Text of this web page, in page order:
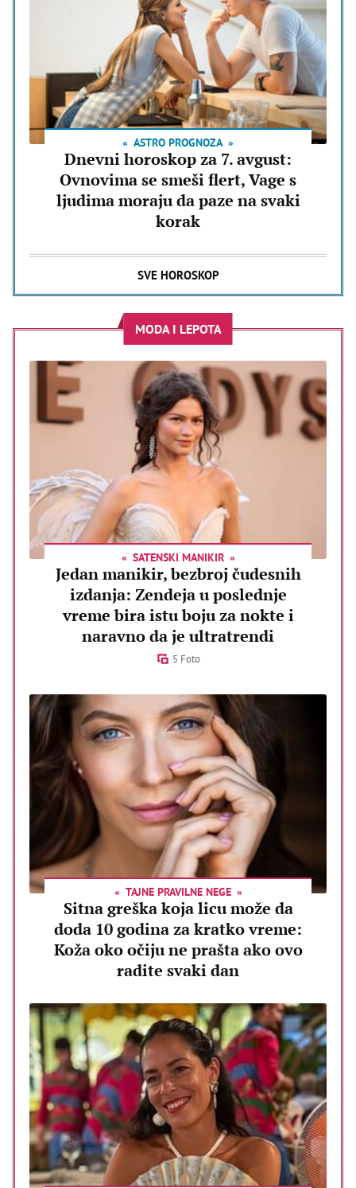
ASTRO PROGNOZA
Dnevni horoskop za 7. avgust:
Ovnovima se smeši flert, Vage s
ljudima moraju da paze na svaki
korak
SVE HOROSKOP
MODA I LEPOTA
SATENSKI MANIKIR
Jedan manikir, bezbroj čudesnih
izdanja: Zendeja u poslednje
vreme bira istu boju za nokte i
naravno da je ultratrendi
5 Foto
TAJNE PRAVILNE NEGE
Sitna greška koja licu može da
doda 10 godina za kratko vreme:
Koža oko očiju ne prašta ako ovo
radite svaki dan